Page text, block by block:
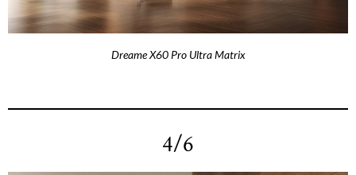
Dreame X60 Pro Ultra Matrix
4/6